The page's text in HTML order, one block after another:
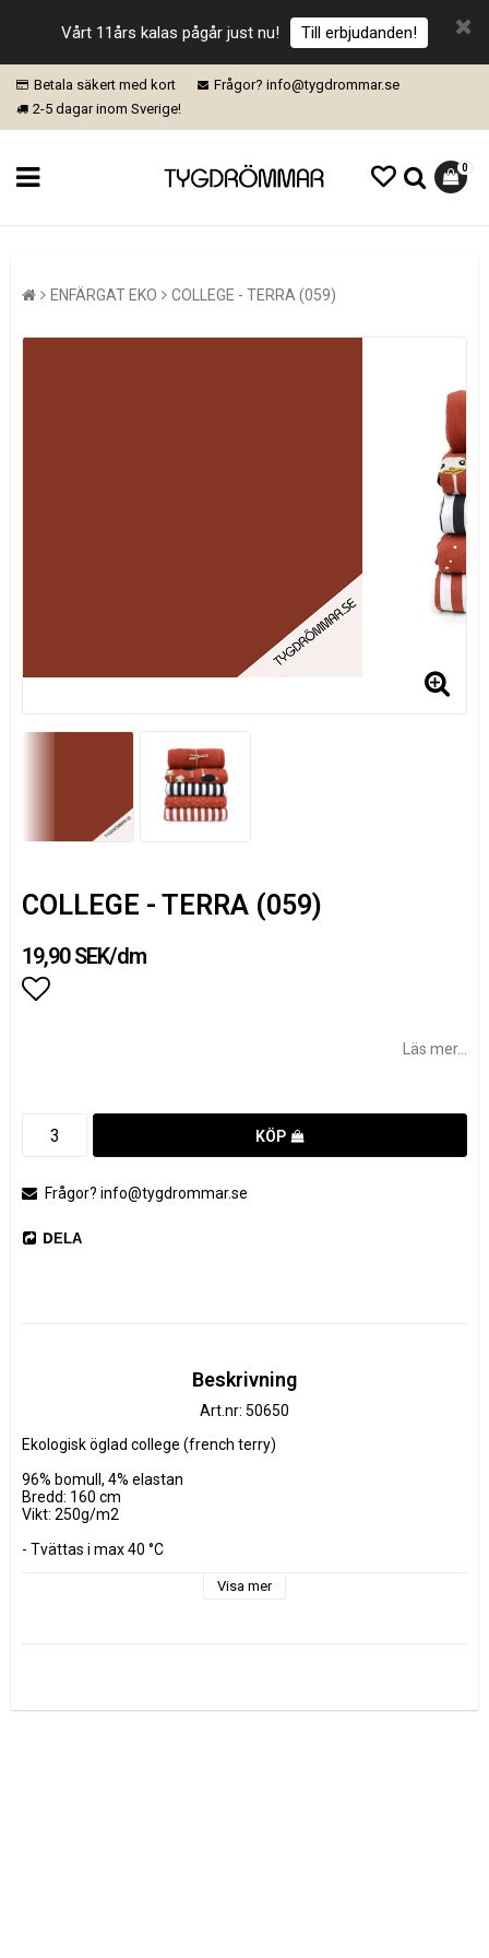
Vårt 11års kalas pågår just nu! Till erbjudanden!
Betala säkert med kort
Frågor? info@tygdrommar.se
2-5 dagar inom Sverige!
0
ENFÄRGAT EKO COLLEGE - TERRA (059)
COLLEGE - TERRA (059)
19,90 SEK/dm
Läs mer...
KÖP
Frågor? info@tygdrommar.se
DELA
Beskrivning
Art.nr: 50650
Ekologisk öglad college (french terry)
96% bomull, 4% elastan
Bredd: 160 cm
Vikt: 250g/m2
- Tvättas i max 40 °C
0.5 m = 5 dm
Visa mer